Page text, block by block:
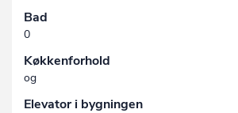
Bad
0
Køkkenforhold
og
Elevator i bygningen